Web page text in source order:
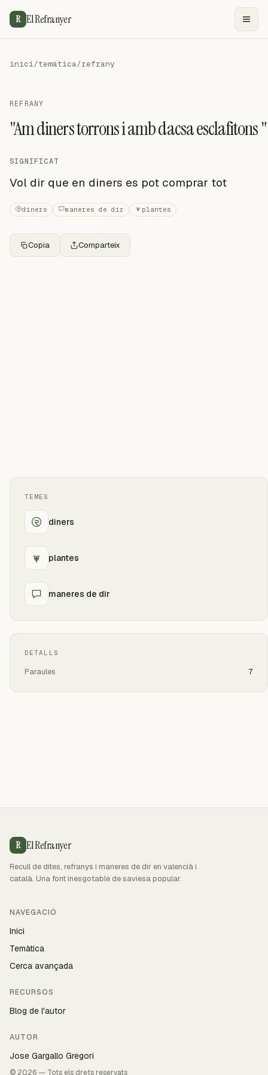
R El Refranyer
inici/temàtica/refrany
REFRANY
"Am diners torrons i amb dacsa esclafitons "
SIGNIFICAT
Vol dir que en diners es pot comprar tot
diners maneres de dir plantes
Copia Comparteix
TEMES
diners
plantes
maneres de dir
DETALLS
Paraules 7
R El Refranyer
Recull de dites, refranys i maneres de dir en valencià i
català. Una font inesgotable de saviesa popular.
NAVEGACIÓ
Inici
Temàtica
Cerca avançada
RECURSOS
Blog de l'autor
AUTOR
Jose Gargallo Gregori
© 2026 — Tots els drets reservats